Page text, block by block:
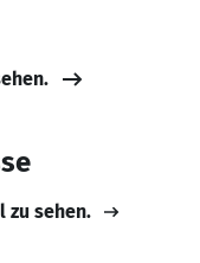
zu sehen.